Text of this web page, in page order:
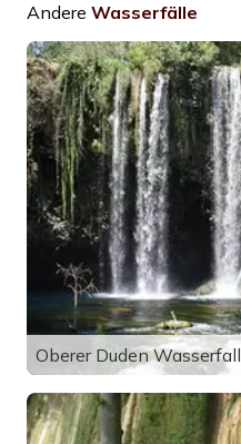
Andere Wasserfälle
Oberer Duden Wasserfall